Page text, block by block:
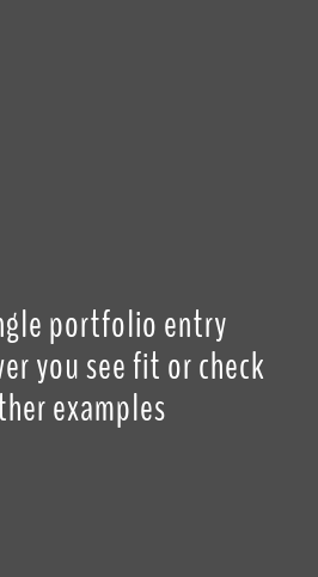
portfolio entry
you see fit or check
examples